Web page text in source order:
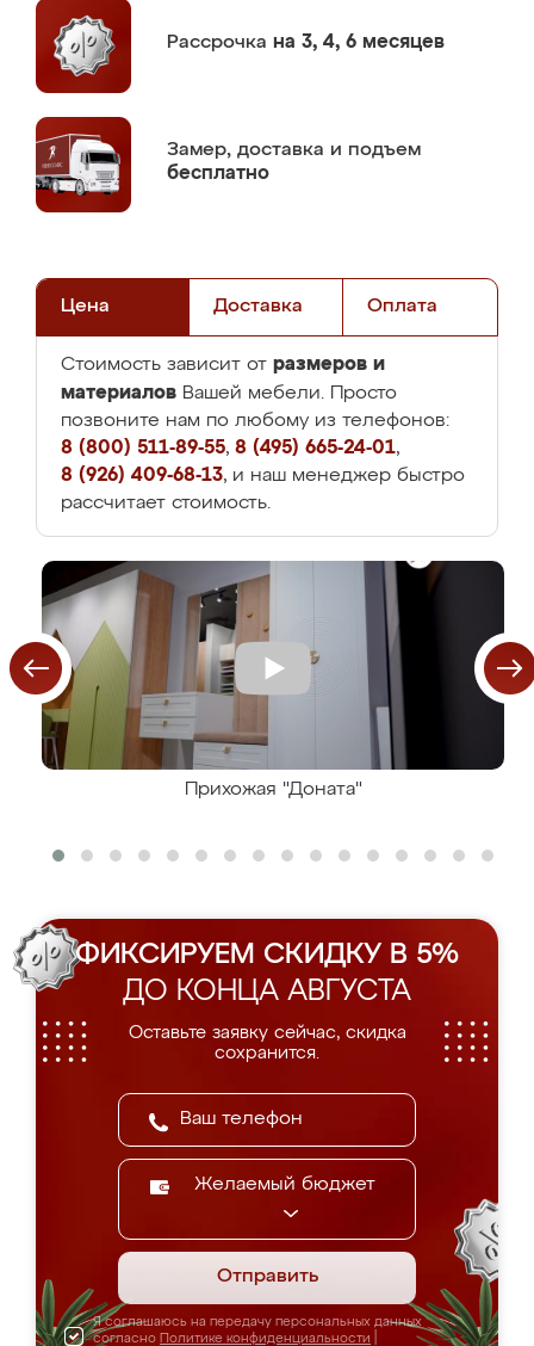
Рассрочка на 3, 4, 6 месяцев
Замер, доставка и подъем
бесплатно
Цена Доставка Оплата
Стоимость зависит от размеров и
материалов Вашей мебели. Просто
позвоните нам по любому из телефонов:
8 (800) 511-89-55, 8 (495) 665-24-01,
8 (926) 409-68-13, и наш менеджер быстро
рассчитает стоимость.
Прихожая "Доната"
ФИКСИРУЕМ СКИДКУ В 5%
ДО КОНЦА АВГУСТА
Оставьте заявку сейчас, скидка
сохранится.
Желаемый бюджет
Отправить
Я соглашаюсь на передачу персональных данных
согласно Политике конфиденциальности